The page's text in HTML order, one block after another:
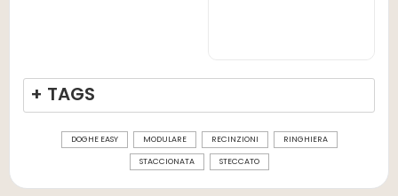
+ TAGS
DOGHE EASY MODULARE RECINZIONI RINGHIERA
STACCIONATA STECCATO